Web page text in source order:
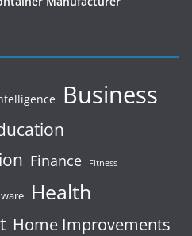
Business
Finance Fitness
Health
Home Improvements